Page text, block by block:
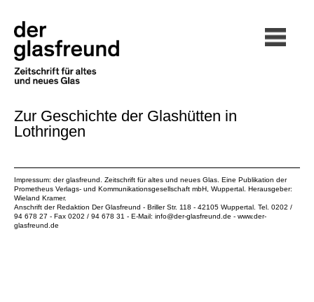
Zur Geschichte der Glashütten in
Lothringen
Impressum: der glasfreund. Zeitschrift für altes und neues Glas. Eine Publikation der
Prometheus Verlags- und Kommunikationsgesellschaft mbH , Wuppertal. Herausgeber:
Wieland Kramer.
Anschrift der Redaktion Der Glasfreund - Briller Str. 118 - 42105 Wuppertal. Tel. 0202 /
94 678 27 - Fax 0202 / 94 678 31 - E-Mail: info@der-glasfreund.de - www.der-
glasfreund.de